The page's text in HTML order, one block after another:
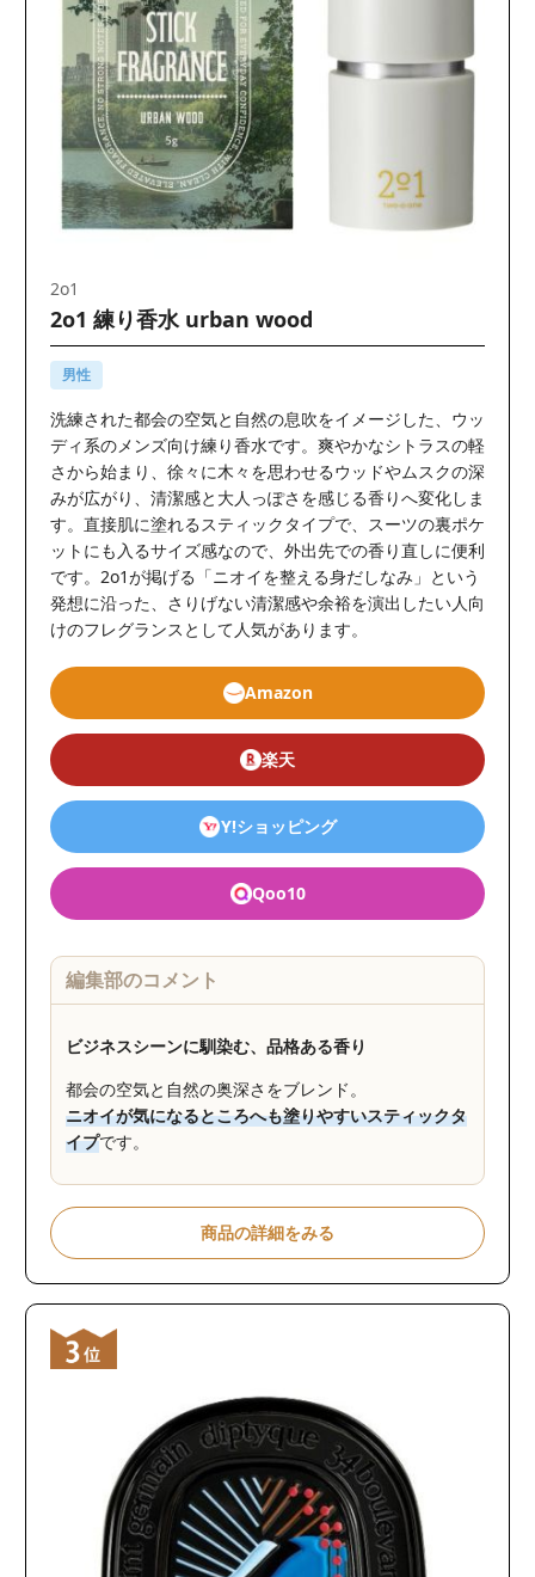
2o1
2o1 練り香水 urban wood
男性
洗練された都会の空気と自然の息吹をイメージした、ウッ
ディ系のメンズ向け練り香水です。爽やかなシトラスの軽
さから始まり、徐々に木々を思わせるウッドやムスクの深
みが広がり、清潔感と大人っぽさを感じる香りへ変化しま
す。直接肌に塗れるスティックタイプで、スーツの裏ポケ
ットにも入るサイズ感なので、外出先での香り直しに便利
です。2o1が掲げる「ニオイを整える身だしなみ」という
発想に沿った、さりげない清潔感や余裕を演出したい人向
けのフレグランスとして人気があります。
Amazon
楽天
Y!ショッピング
Qoo10
編集部のコメント
ビジネスシーンに馴染む、品格ある香り
都会の空気と自然の奥深さをブレンド。
ニオイが気になるところへも塗りやすいスティックタ
イプです。
商品の詳細をみる